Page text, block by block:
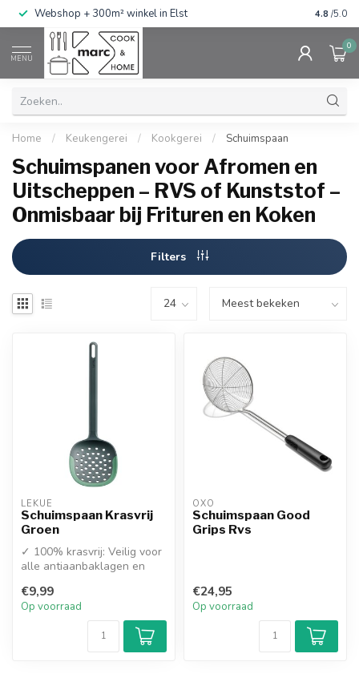
Webshop + 300m² winkel in Elst Gratis
4.8 /5.0
MENU
0
Home / Keukengerei / Kookgerei / Schuimspaan
Schuimspanen voor Afromen en
Uitscheppen – RVS of Kunststof –
Onmisbaar bij Frituren en Koken
Filters
LEKUE
Schuimspaan Krasvrij
Groen
✓ 100% krasvrij: Veilig voor
alle antiaanbaklagen en
✓ Hoogwa...
€9,99
Op voorraad
OXO
Schuimspaan Good
Grips Rvs
€24,95
Op voorraad